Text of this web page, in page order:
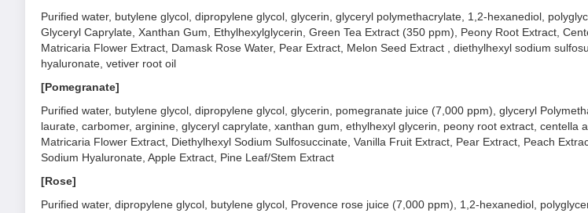
Purified water, butylene glycol, dipropylene glycol, glycerin, glyceryl polymethacrylate, 1,2-hexanediol,
Glyceryl Caprylate, Xanthan Gum, Ethylhexylglycerin, Green Tea Extract (350 ppm), Peony Root Extract,
Matricaria Flower Extract, Damask Rose Water, Pear Extract, Melon Seed Extract , diethylhexyl sodium
hyaluronate, vetiver root oil
[Pomegranate]
Purified water, butylene glycol, dipropylene glycol, glycerin, pomegranate juice (7,000 ppm), glyceryl
laurate, carbomer, arginine, glyceryl caprylate, xanthan gum, ethylhexyl glycerin, peony root extract, centella
Matricaria Flower Extract, Diethylhexyl Sodium Sulfosuccinate, Vanilla Fruit Extract, Pear Extract, Peach
Sodium Hyaluronate, Apple Extract, Pine Leaf/Stem Extract
[Rose]
Purified water, dipropylene glycol, butylene glycol, Provence rose juice (7,000 ppm), 1,2-hexanediol,